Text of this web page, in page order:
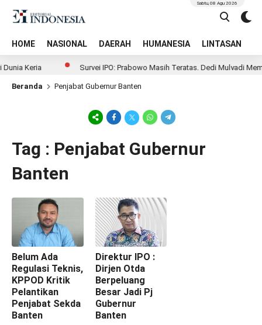
HOME NASIONAL DAERAH HUMANESIA LINTASAN
Sabtu, 08 Agu 2026
Kerja Survei IPO: Prabowo Masih Teratas, Dedi Mulyadi
Beranda Penjabat Gubernur Banten
Tag : Penjabat Gubernur
Banten
Belum Ada
Regulasi Teknis,
KPPOD Kritik
Pelantikan
Penjabat Sekda
Banten
Direktur IPO :
Dirjen Otda
Berpeluang
Besar Jadi Pj
Gubernur
Banten